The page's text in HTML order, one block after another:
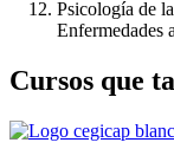
Psicología de
Enfermedades
Cursos que